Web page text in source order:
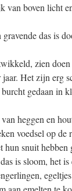
van boven licht
das is
zien doen
Het zijn erg
gedaan in
heggen en
voedsel op
hun snuit hebben
is sloom, het